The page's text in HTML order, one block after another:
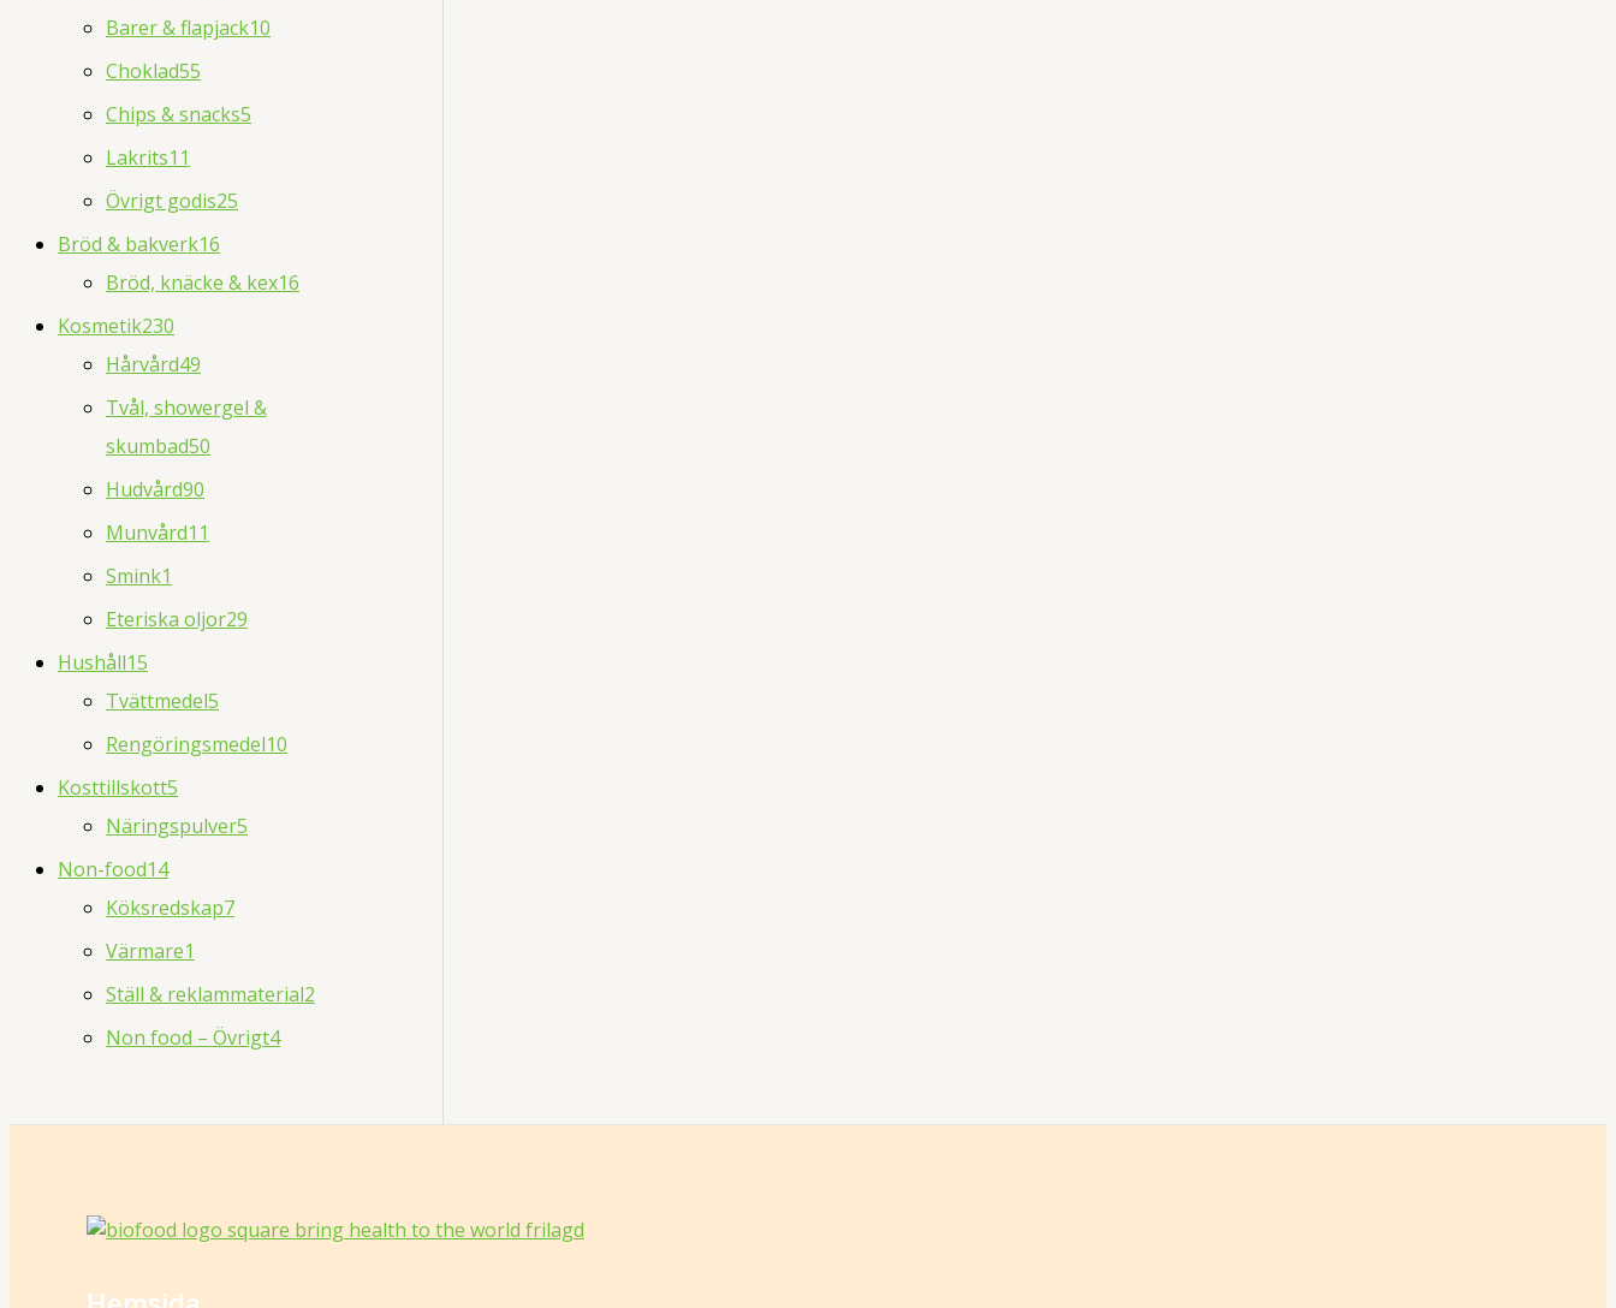
Barer & flapjack10
Choklad55
Chips & snacks5
Lakrits11
Övrigt godis25
Bröd & bakverk16
Bröd, knäcke & kex16
Kosmetik230
Hårvård49
Tvål, showergel &
skumbad50
Hudvård90
Munvård11
Smink1
Eteriska oljor29
Hushåll15
Tvättmedel5
Rengöringsmedel10
Kosttillskott5
Näringspulver5
Non-food14
Köksredskap7
Värmare1
Ställ & reklammaterial2
Non food – Övrigt4